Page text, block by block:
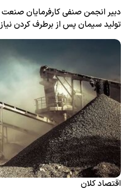
دبیر انجمن صنفی کارفرمایان صنعت
تولید سیمان پس از برطرف کردن
اقتصاد کلان